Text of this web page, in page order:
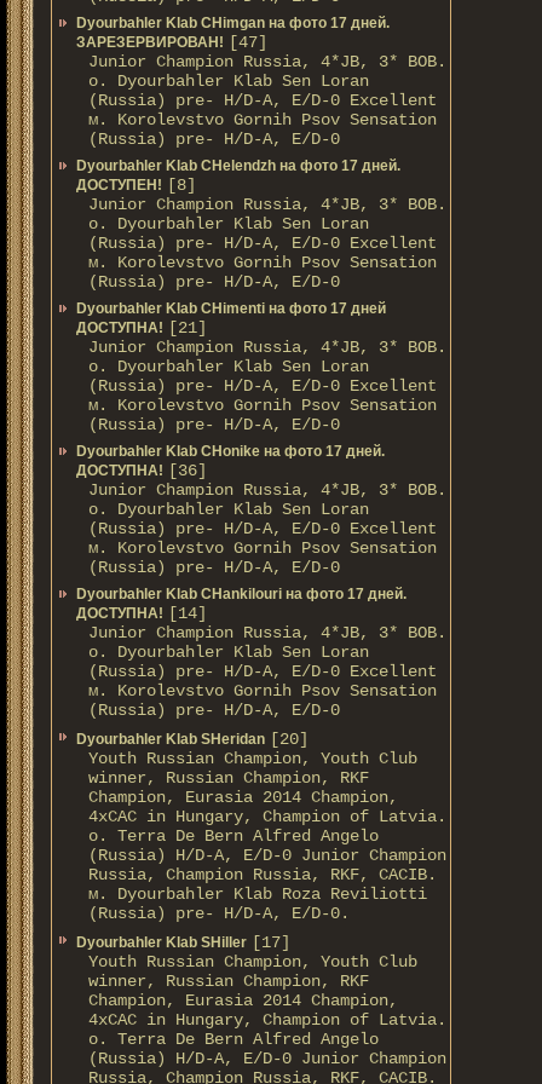
Dyourbahler Klab CHimgan на фото 17 дней.
ЗАРЕЗЕРВИРОВАН!
[47]
Junior Champion Russia, 4*JB, 3* BOB.
о. Dyourbahler Klab Sen Loran
(Russia) pre- H/D-A, E/D-0 Excellent
м. Korolevstvo Gornih Psov Sensation
(Russia) pre- H/D-A, E/D-0
Dyourbahler Klab CHelendzh на фото 17 дней.
ДОСТУПЕН!
[8]
Junior Champion Russia, 4*JB, 3* BOB.
о. Dyourbahler Klab Sen Loran
(Russia) pre- H/D-A, E/D-0 Excellent
м. Korolevstvo Gornih Psov Sensation
(Russia) pre- H/D-A, E/D-0
Dyourbahler Klab CHimenti на фото 17 дней
ДОСТУПНА!
[21]
Junior Champion Russia, 4*JB, 3* BOB.
о. Dyourbahler Klab Sen Loran
(Russia) pre- H/D-A, E/D-0 Excellent
м. Korolevstvo Gornih Psov Sensation
(Russia) pre- H/D-A, E/D-0
Dyourbahler Klab CHonike на фото 17 дней.
ДОСТУПНА!
[36]
Junior Champion Russia, 4*JB, 3* BOB.
о. Dyourbahler Klab Sen Loran
(Russia) pre- H/D-A, E/D-0 Excellent
м. Korolevstvo Gornih Psov Sensation
(Russia) pre- H/D-A, E/D-0
Dyourbahler Klab CHankilouri на фото 17 дней.
ДОСТУПНА!
[14]
Junior Champion Russia, 4*JB, 3* BOB.
о. Dyourbahler Klab Sen Loran
(Russia) pre- H/D-A, E/D-0 Excellent
м. Korolevstvo Gornih Psov Sensation
(Russia) pre- H/D-A, E/D-0
Dyourbahler Klab SHeridan [20]
Youth Russian Champion, Youth Club
winner, Russian Champion, RKF
Champion, Eurasia 2014 Champion,
4xCAC in Hungary, Champion of Latvia.
о. Terra De Bern Alfred Angelo
(Russia) H/D-A, E/D-0 Junior Champion
Russia, Champion Russia, RKF, CACIB.
м. Dyourbahler Klab Roza Reviliotti
(Russia) pre- H/D-A, E/D-0.
Dyourbahler Klab SHiller [17]
Youth Russian Champion, Youth Club
winner, Russian Champion, RKF
Champion, Eurasia 2014 Champion,
4xCAC in Hungary, Champion of Latvia.
о. Terra De Bern Alfred Angelo
(Russia) H/D-A, E/D-0 Junior Champion
Russia, Champion Russia, RKF, CACIB.